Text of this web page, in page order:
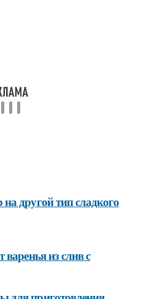
другой тип сладкого
варенья из слив с